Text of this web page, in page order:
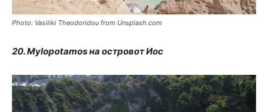
Photo: Vasiliki Theodoridou from Unsplash.com
20. Mylopotamos на островот Иос